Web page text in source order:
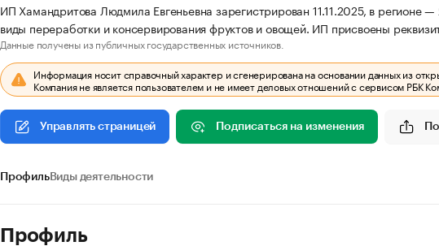
ИП Хамандритова Людмила Евгеньевна зарегистрирован 11.11.2025, в регионе
виды переработки и консервирования фруктов и овощей. ИП присвоены
Данные получены из публичных государственных источников.
Информация носит справочный характер и сгенерирована на основании данных из
Компания не является пользователем и не имеет деловых отношений с сервисом РБК
Управлять страницей Подписаться на изменения
ПрофильВиды деятельности
Профиль